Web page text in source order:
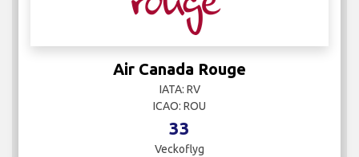
Air Canada Rouge
IATA: RV
ICAO: ROU
33
Veckoflyg